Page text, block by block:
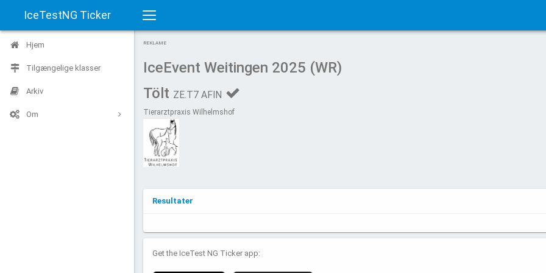
IceTestNG Ticker
Toggle
navigation
Hjem
Tilgængelige klasser
Arkiv
Om
REKLAME
IceEvent Weitingen 2025 (WR)
Tölt ZE.T7 AFIN
Tierarztpraxis Wilhelmshof
Resultater
Get the IceTest NG Ticker app: